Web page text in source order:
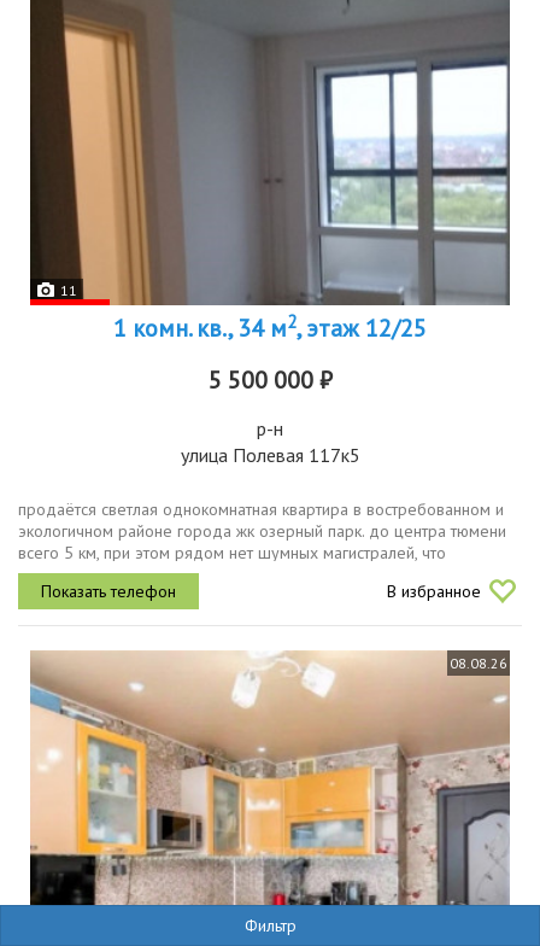
Фильтр
11
1 комн. кв., 34 м2, этаж 12/25
5 500 000 ₽
р-н
улица Полевая 117к5
продаётся светлая однокомнатная квартира в востребованном и
экологичном районе города жк озерный парк. до центра тюмени
всего 5 км, при этом рядом нет шумных магистралей, что
обеспечивает тишину и свежий воздух.квартира полностью готова
В избранное
08.08.26